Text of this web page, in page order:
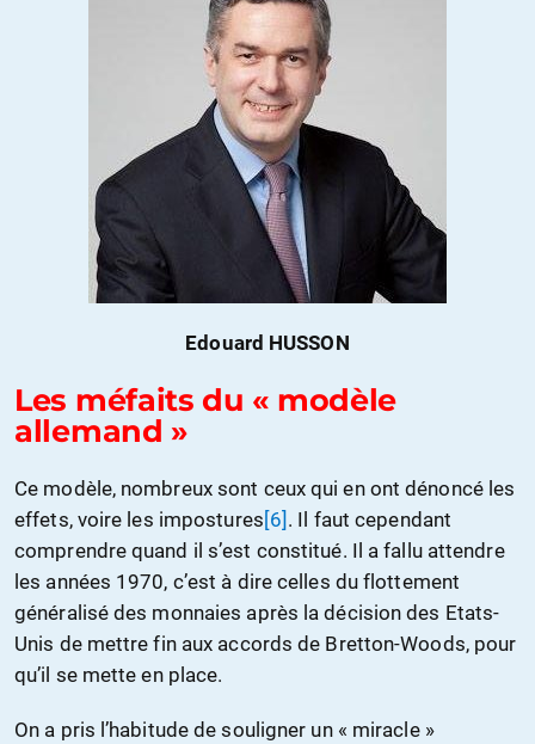
Edouard HUSSON
Les méfaits du « modèle
allemand »
Ce modèle, nombreux sont ceux qui en ont dénoncé les
effets, voire les impostures [6] . Il faut cependant
comprendre quand il s’est constitué. Il a fallu attendre
les années 1970, c’est à dire celles du flottement
généralisé des monnaies après la décision des Etats-
Unis de mettre fin aux accords de Bretton-Woods, pour
qu’il se mette en place.
On a pris l’habitude de souligner un « miracle »